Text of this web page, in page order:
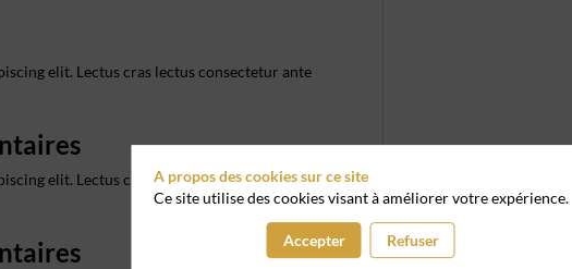
elit. Lectus cras lectus consectetur ante
elit. Lectus cras lectus consectetur ante
A propos des cookies sur ce site
Ce site utilise des cookies visant à améliorer votre expérience.
Accepter Refuser